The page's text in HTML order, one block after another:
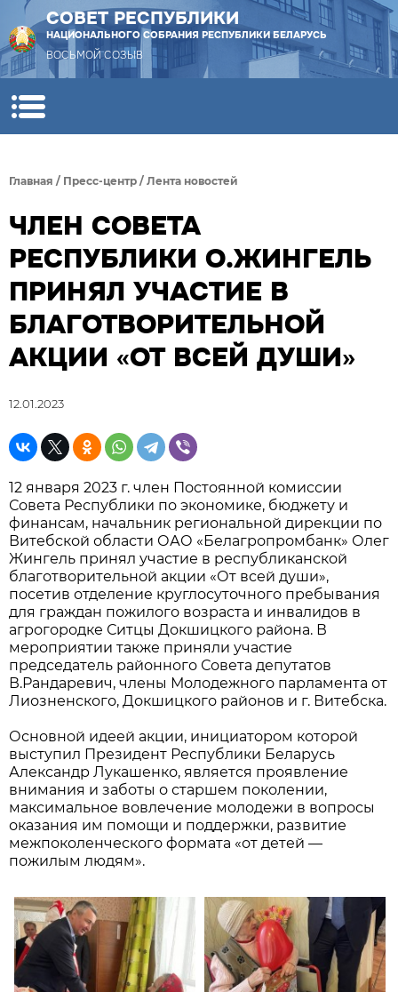
СОВЕТ РЕСПУБЛИКИ
НАЦИОНАЛЬНОГО СОБРАНИЯ РЕСПУБЛИКИ БЕЛАРУСЬ
ВОСЬМОЙ СОЗЫВ
Главная / Пресс-центр / Лента новостей
ЧЛЕН СОВЕТА
РЕСПУБЛИКИ О.ЖИНГЕЛЬ
ПРИНЯЛ УЧАСТИЕ В
БЛАГОТВОРИТЕЛЬНОЙ
АКЦИИ «ОТ ВСЕЙ ДУШИ»
12.01.2023
12 января 2023 г. член Постоянной комиссии
Совета Республики по экономике, бюджету и
финансам, начальник региональной дирекции по
Витебской области ОАО «Белагропромбанк» Олег
Жингель принял участие в республиканской
благотворительной акции «От всей души»,
посетив отделение круглосуточного пребывания
для граждан пожилого возраста и инвалидов в
агрогородке Ситцы Докшицкого района. В
мероприятии также приняли участие
председатель районного Совета депутатов
В.Рандаревич, члены Молодежного парламента от
Лиозненского, Докшицкого районов и г. Витебска.
Основной идеей акции, инициатором которой
выступил Президент Республики Беларусь
Александр Лукашенко, является проявление
внимания и заботы о старшем поколении,
максимальное вовлечение молодежи в вопросы
оказания им помощи и поддержки, развитие
межпоколенческого формата «от детей —
пожилым людям».